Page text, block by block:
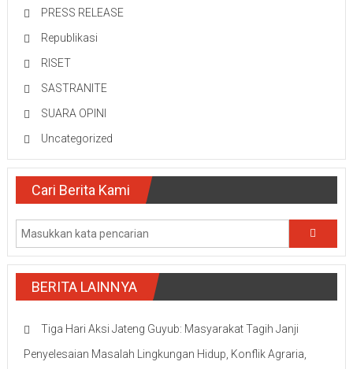
PRESS RELEASE
Republikasi
RISET
SASTRANITE
SUARA OPINI
Uncategorized
Cari Berita Kami
BERITA LAINNYA
Tiga Hari Aksi Jateng Guyub: Masyarakat Tagih Janji
Penyelesaian Masalah Lingkungan Hidup, Konflik Agraria,